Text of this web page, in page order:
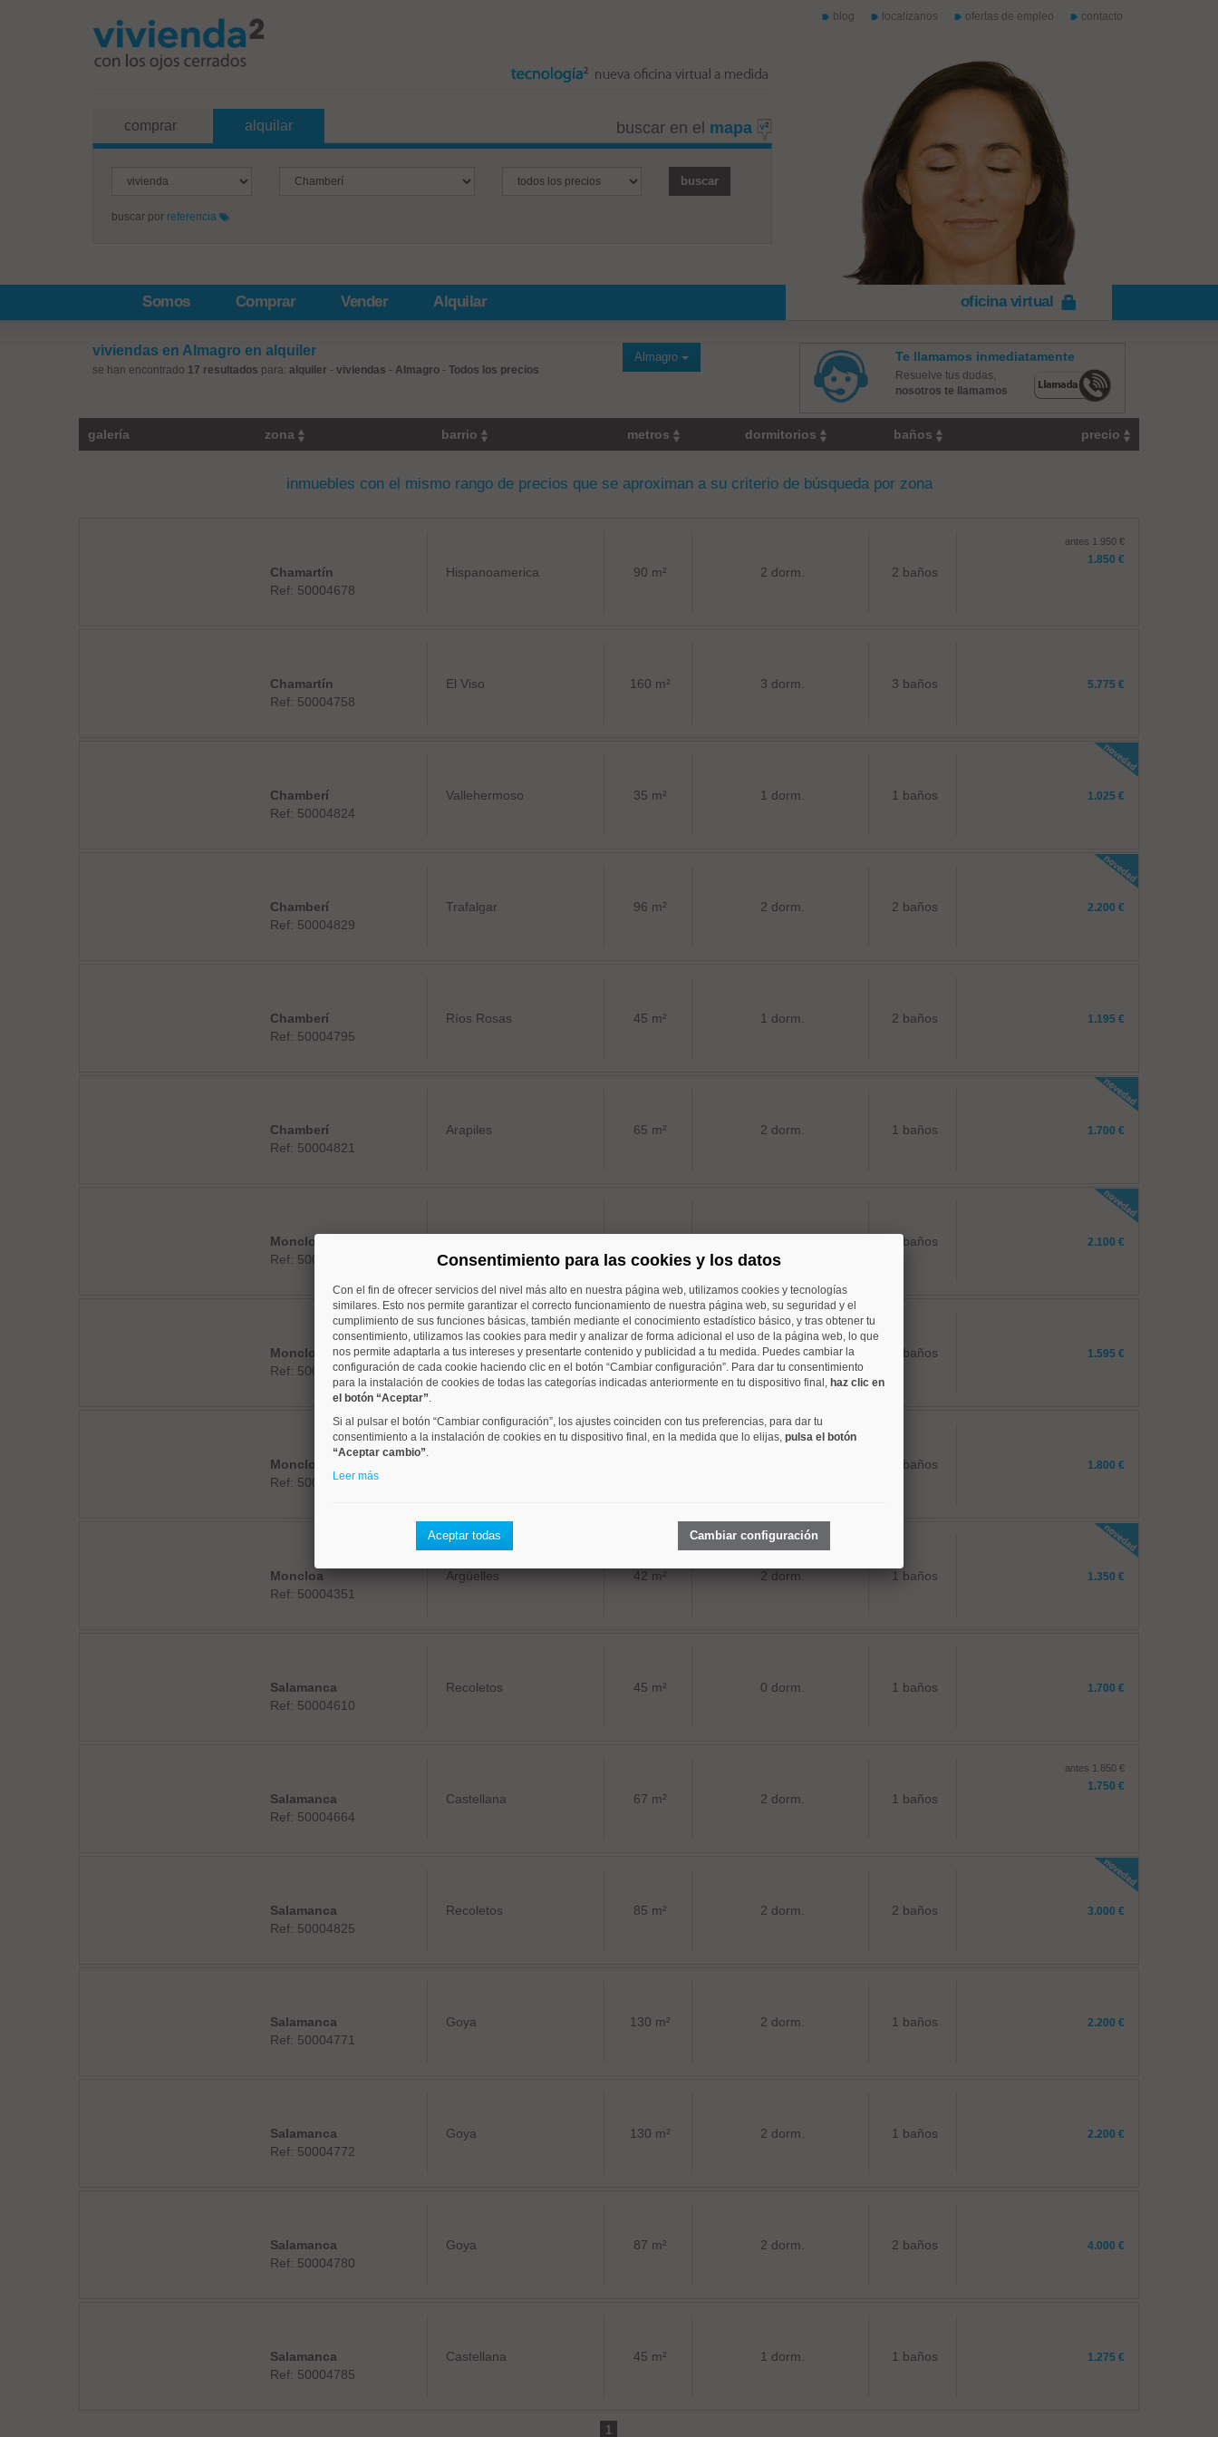
blog localízanos ofertas de empleo contacto
buscar en el mapa
comprar alquilar
buscar por referencia
Somos Comprar Vender Alquilar oficina virtual
viviendas en Almagro en alquiler
se han encontrado 17 resultados para: alquiler - viviendas - Almagro - Todos los precios
Almagro Te llamamos inmediatamente
Resuelve tus dudas,
nosotros te llamamos
galería zona barrio metros dormitorios baños precio
inmuebles con el mismo rango de precios que se aproximan a su criterio de búsqueda por zona
Chamartín
Ref: 50004678
Hispanoamerica 90 m² 2 dorm. 2 baños
antes 1.950 €
1.850 €
Chamartín
Ref: 50004758
El Viso 160 m² 3 dorm. 3 baños 5.775 €
Chamberí
Ref: 50004824
Vallehermoso 35 m² 1 dorm. 1 baños 1.025 €
Chamberí
Ref: 50004829
Trafalgar 96 m² 2 dorm. 2 baños 2.200 €
Chamberí
Ref: 50004795
Ríos Rosas 45 m² 1 dorm. 2 baños 1.195 €
Chamberí
Ref: 50004821
Arapiles 65 m² 2 dorm. 1 baños 1.700 €
Moncloa
Ref: 50004822
2 baños 2.100 €
Moncloa
Ref: 50004716
Argüelles 70 m² 2 dorm. 2 baños 1.595 €
Moncloa
Ref: 50003667
1 baños 1.800 €
Moncloa
Ref: 50004351
Argüelles 42 m² 2 dorm. 1 baños 1.350 €
Salamanca
Ref: 50004610
Recoletos 45 m² 0 dorm. 1 baños 1.700 €
Salamanca
Ref: 50004664
Castellana 67 m² 2 dorm. 1 baños
antes 1.850 €
1.750 €
Salamanca
Ref: 50004825
Recoletos 85 m² 2 dorm. 2 baños 3.000 €
Salamanca
Ref: 50004771
Goya 130 m² 2 dorm. 1 baños 2.200 €
Salamanca
Ref: 50004772
Goya 130 m² 2 dorm. 1 baños 2.200 €
Salamanca
Ref: 50004780
Goya 87 m² 2 dorm. 2 baños 4.000 €
Salamanca
Ref: 50004785
Castellana 45 m² 1 dorm. 1 baños 1.275 €
1
Consentimiento para las cookies y los datos
Con el fin de ofrecer servicios del nivel más alto en nuestra página web, utilizamos cookies y tecnologías
similares. Esto nos permite garantizar el correcto funcionamiento de nuestra página web, su seguridad y el
cumplimiento de sus funciones básicas, también mediante el conocimiento estadístico básico, y tras obtener tu
consentimiento, utilizamos las cookies para medir y analizar de forma adicional el uso de la página web, lo que
nos permite adaptarla a tus intereses y presentarte contenido y publicidad a tu medida. Puedes cambiar la
configuración de cada cookie haciendo clic en el botón “Cambiar configuración”. Para dar tu consentimiento
para la instalación de cookies de todas las categorías indicadas anteriormente en tu dispositivo final, haz clic en
el botón “Aceptar”.
Si al pulsar el botón “Cambiar configuración”, los ajustes coinciden con tus preferencias, para dar tu
consentimiento a la instalación de cookies en tu dispositivo final, en la medida que lo elijas, pulsa el botón
“Aceptar cambio”.
Leer más
Aceptar todas Cambiar configuración